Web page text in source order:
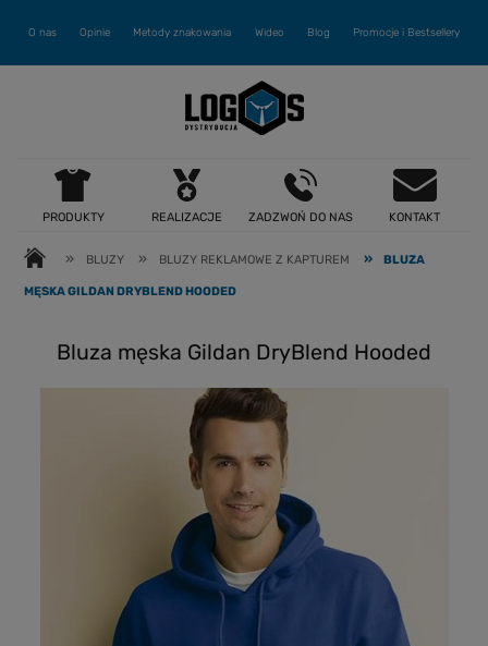
O nas Opinie Metody znakowania Wideo Blog Promocje i Bestsellery
PRODUKTY REALIZACJE ZADZWOŃ DO NAS KONTAKT
» BLUZY » BLUZY REKLAMOWE Z KAPTUREM » BLUZA
MĘSKA GILDAN DRYBLEND HOODED
Bluza męska Gildan DryBlend Hooded